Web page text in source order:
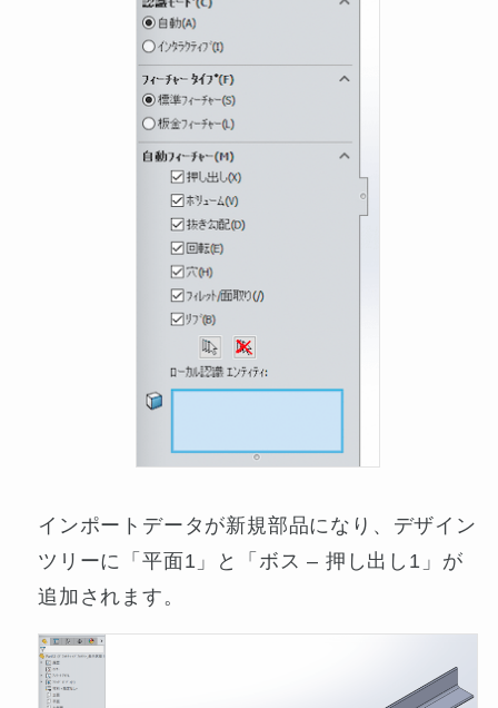
インポートデータが新規部品になり、デザイン
ツリーに「平面1」と「ボス – 押し出し1」が
追加されます。